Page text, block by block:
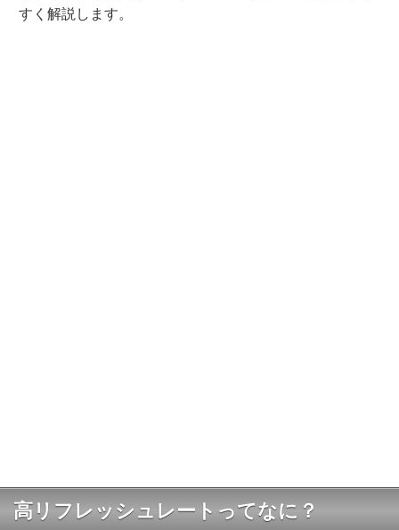
すく解説します。
高リフレッシュレートってなに？